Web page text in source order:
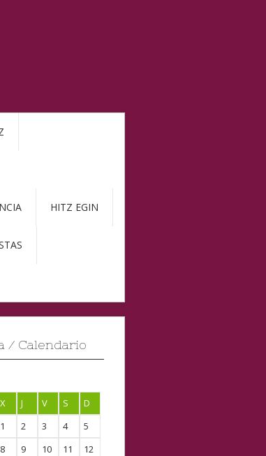
HITZ EGIN
/ Calendario
X J V S
D
1
2 3 4
5
8 9 10 11
12